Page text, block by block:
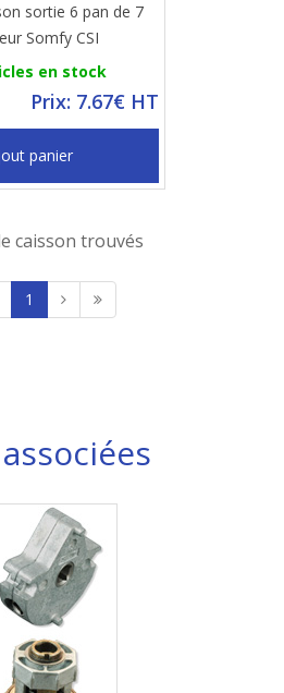
sortie 6 pan de 7
Somfy CSI
en stock
Prix: 7.67€ HT
panier
caisson trouvés
1